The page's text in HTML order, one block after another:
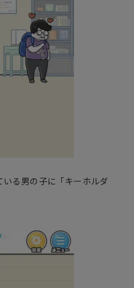
る男の子に「キーホルダ